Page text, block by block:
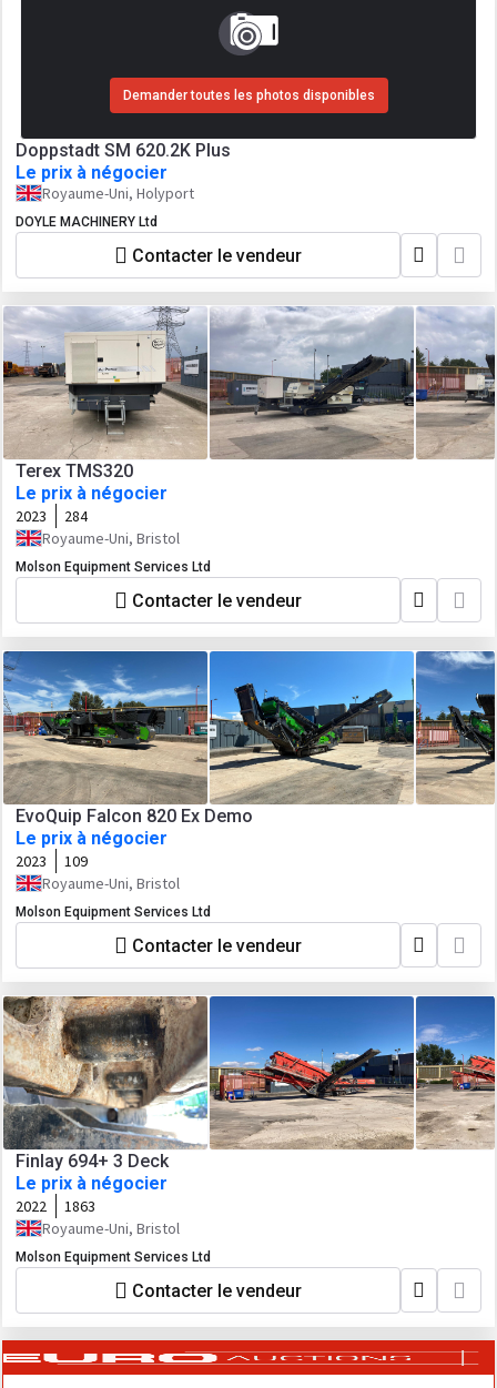
Demander toutes les photos disponibles
Doppstadt SM 620.2K Plus
Le prix à négocier
Royaume-Uni, Holyport
DOYLE MACHINERY Ltd
Contacter le vendeur
Terex TMS320
Le prix à négocier
2023
284
Royaume-Uni, Bristol
Molson Equipment Services Ltd
Contacter le vendeur
EvoQuip Falcon 820 Ex Demo
Le prix à négocier
2023
109
Royaume-Uni, Bristol
Molson Equipment Services Ltd
Contacter le vendeur
Finlay 694+ 3 Deck
Le prix à négocier
2022
1863
Royaume-Uni, Bristol
Molson Equipment Services Ltd
Contacter le vendeur